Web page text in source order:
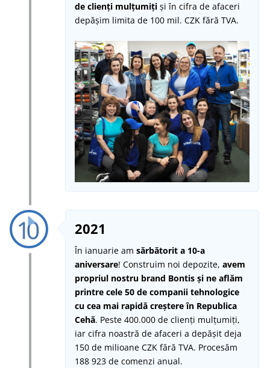
de clienți mulțumiți și în cifra de afaceri
depășim limita de 100 mil. CZK fără TVA.
2021
În ianuarie am sărbătorit a 10-a
aniversare! Construim noi depozite, avem
propriul nostru brand Bontis și ne aflăm
printre cele 50 de companii tehnologice
cu cea mai rapidă creștere în Republica
Cehă. Peste 400.000 de clienți mulțumiți,
iar cifra noastră de afaceri a depășit deja
150 de milioane CZK fără TVA. Procesăm
188 923 de comenzi anual.